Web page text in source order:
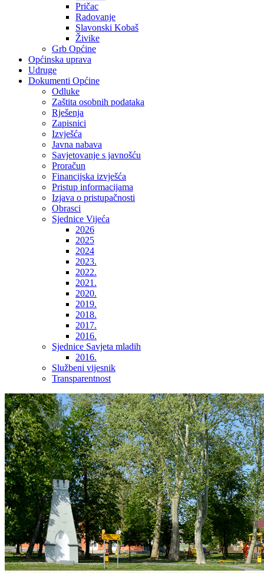
Pričac
Radovanje
Slavonski Kobaš
Živike
Grb Općine
Općinska uprava
Udruge
Dokumenti Općine
Odluke
Zaštita osobnih podataka
Rješenja
Zapisnici
Izvješća
Javna nabava
Savjetovanje s javnošću
Proračun
Financijska izvješća
Pristup informacijama
Izjava o pristupačnosti
Obrasci
Sjednice Vijeća
2026
2025
2024
2023.
2022.
2021.
2020.
2019.
2018.
2017.
2016.
Sjednice Savjeta mladih
2016.
Službeni vijesnik
Transparentnost